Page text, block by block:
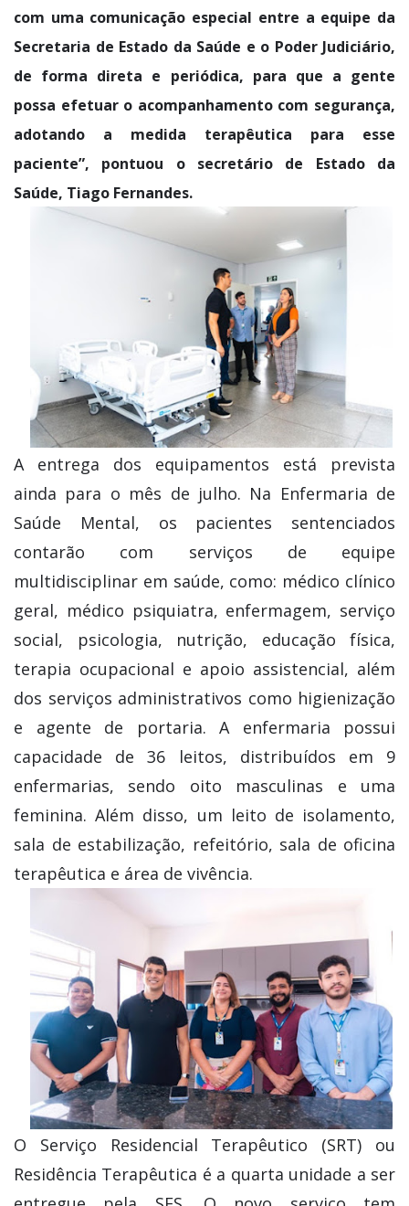
com uma comunicação especial entre a equipe da
Secretaria de Estado da Saúde e o Poder Judiciário,
de forma direta e periódica, para que a gente
possa efetuar o acompanhamento com segurança,
adotando a medida terapêutica para esse
paciente”, pontuou o secretário de Estado da
Saúde, Tiago Fernandes.
A entrega dos equipamentos está prevista
ainda para o mês de julho. Na Enfermaria de
Saúde Mental, os pacientes sentenciados
contarão com serviços de equipe
multidisciplinar em saúde, como: médico clínico
geral, médico psiquiatra, enfermagem, serviço
social, psicologia, nutrição, educação física,
terapia ocupacional e apoio assistencial, além
dos serviços administrativos como higienização
e agente de portaria. A enfermaria possui
capacidade de 36 leitos, distribuídos em 9
enfermarias, sendo oito masculinas e uma
feminina. Além disso, um leito de isolamento,
sala de estabilização, refeitório, sala de oficina
terapêutica e área de vivência.
O Serviço Residencial Terapêutico (SRT) ou
Residência Terapêutica é a quarta unidade a ser